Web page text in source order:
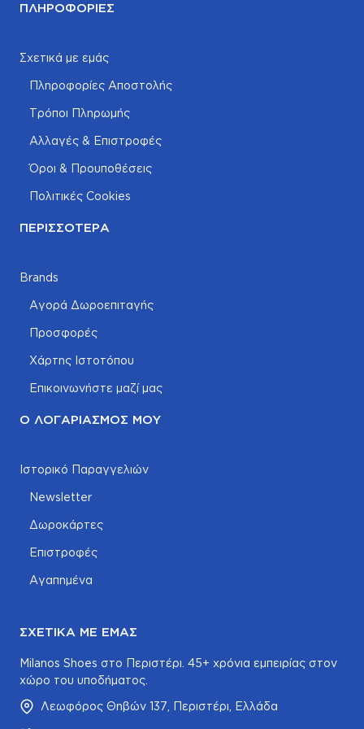
ΠΛΗΡΟΦΟΡΊΕΣ
Σχετικά με εμάς
Πληροφορίες Αποστολής
Τρόποι Πληρωμής
Αλλαγές & Επιστροφές
Όροι & Προυποθέσεις
Πολιτικές Cookies
ΠΕΡΙΣΣΌΤΕΡΑ
Brands
Αγορά Δωροεπιταγής
Προσφορές
Χάρτης Ιστοτόπου
Επικοινωνήστε μαζί μας
Ο ΛΟΓΑΡΙΑΣΜΌΣ ΜΟΥ
Ιστορικό Παραγγελιών
Newsletter
Δωροκάρτες
Επιστροφές
Αγαπημένα
ΣΧΕΤΙΚΆ ΜΕ ΕΜΆΣ
Milanos Shoes στο Περιστέρι. 45+ χρόνια εμπειρίας στον
χώρο του υποδήματος.
Λεωφόρος Θηβών 137, Περιστέρι, Ελλάδα